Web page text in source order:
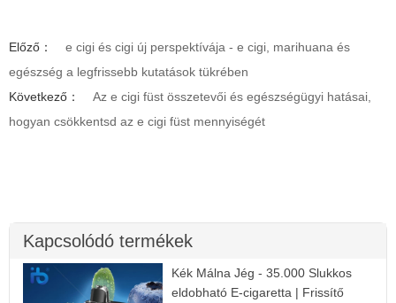
Előző：
e cigi és cigi új perspektívája - e cigi, marihuana és
egészség a legfrissebb kutatások tükrében
Következő：
Az e cigi füst összetevői és egészségügyi hatásai,
hogyan csökkentsd az e cigi füst mennyiségét
Kapcsolódó termékek
Kék Málna Jég - 35.000 Slukkos
eldobható E-cigaretta | Frissítő